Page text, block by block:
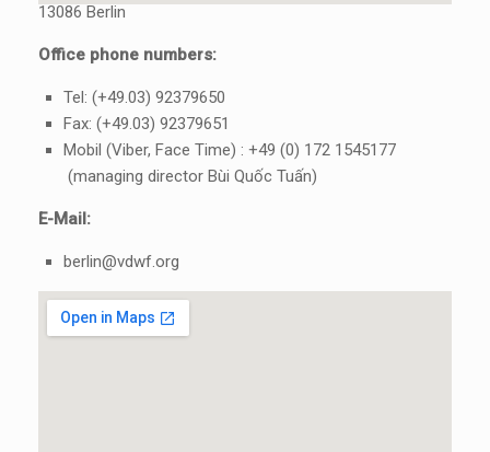
13086 Berlin
Office phone numbers:
Tel: (+49.03) 92379650
Fax: (+49.03) 92379651
Mobil (Viber, Face Time) : +49 (0) 172 1545177
(managing director Bùi Quốc Tuấn)
E-Mail:
berlin@vdwf.org